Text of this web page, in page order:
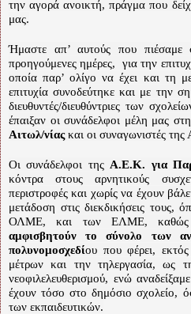
την αγορά ανοικτή, πράγμα που
μας.
Ήμαστε απ’ αυτούς που πιέσαμε
προηγούμενες ημέρες,
για την
οποία παρ’ ολίγο να έχει και τη
επιτυχία συνοδεύτηκε και με την
διευθυντές/διευθύντριες των
έπαιξαν οι συνάδελφοι μέλη μας
Αιτωλ/νίαςκαι οι συναγωνιστές
Οι συνάδελφοι της Α.Ε.Κ. για
κόντρα στους αρνητικούς
περιστροφές και χωρίς να έχουν
μετάδοση στις διεκδικήσεις τους,
ΟΛΜΕ, και των ΕΛΜΕ, καθώς
αμφισβητούν το σύνολο των
πολυνομοσχεδίου που φέρει, εκτός
μέτρων και την τηλεργασία, ως
νεοφιλελευθερισμού, ενώ
έχουν τόσο στο δημόσιο σχολείο,
των εκπαιδευτικών.